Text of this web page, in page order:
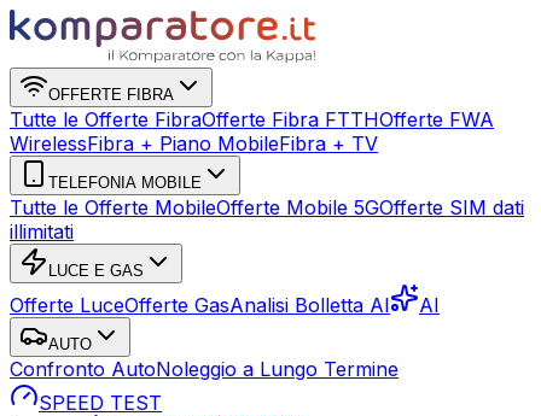
OFFERTE FIBRA
Tutte le Offerte FibraOfferte Fibra FTTHOfferte FWA
WirelessFibra + Piano MobileFibra + TV
TELEFONIA MOBILE
Tutte le Offerte MobileOfferte Mobile 5GOfferte SIM dati
illimitati
LUCE E GAS
Offerte LuceOfferte GasAnalisi Bolletta AI AI
AUTO
Confronto AutoNoleggio a Lungo Termine
SPEED TEST